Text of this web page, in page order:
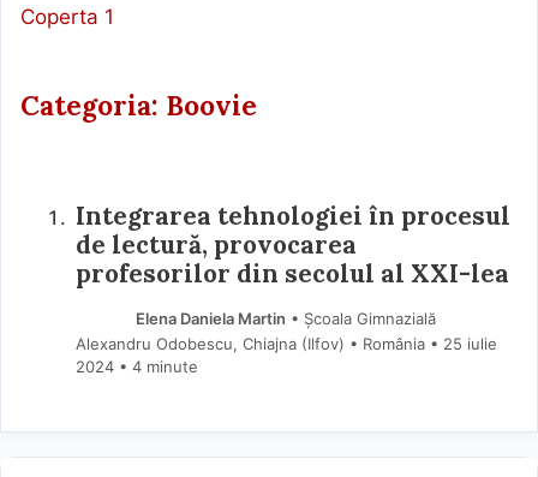
Coperta 1
Categoria: Boovie
Integrarea tehnologiei în procesul
de lectură, provocarea
profesorilor din secolul al XXI-lea
Elena Daniela Martin • Școala Gimnazială
Alexandru Odobescu, Chiajna (Ilfov) • România
25 iulie
2024 • 4 minute